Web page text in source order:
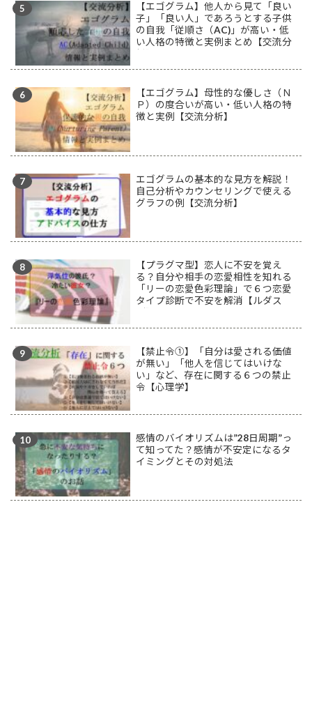
【エゴグラム】他人から見て「良い
子」「良い人」であろうとする子供
の自我「従順さ（AC)」が高い・低
い人格の特徴と実例まとめ【交流分
【エゴグラム】母性的な優しさ（Ｎ
Ｐ）の度合いが高い・低い人格の特
徴と実例【交流分析】
エゴグラムの基本的な見方を解説！
自己分析やカウンセリングで使える
グラフの例【交流分析】
【プラグマ型】恋人に不安を覚え
る？自分や相手の恋愛相性を知れる
「リーの恋愛色彩理論」で６つ恋愛
タイプ診断で不安を解消【ルダス
【禁止令①】「自分は愛される価値
が無い」「他人を信じてはいけな
い」など、存在に関する６つの禁止
令【心理学】
感情のバイオリズムは”28日周期”っ
て知ってた？感情が不安定になるタ
イミングとその対処法